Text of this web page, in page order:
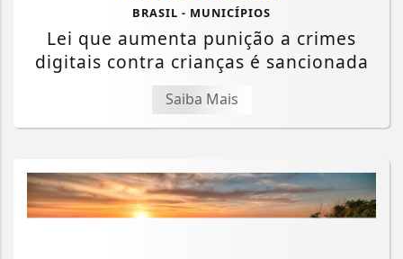
BRASIL - MUNICÍPIOS
Lei que aumenta punição a crimes
digitais contra crianças é sancionada
Saiba Mais